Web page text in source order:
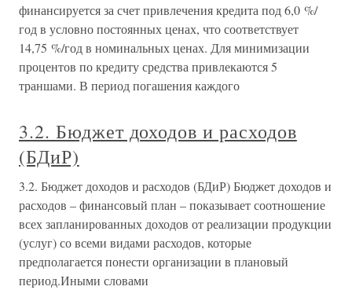
финансируется за счет привлечения кредита под 6,0 %/
год в условно постоянных ценах, что соответствует
14,75 %/год в номинальных ценах. Для минимизации
процентов по кредиту средства привлекаются 5
траншами. В период погашения каждого
3.2. Бюджет доходов и расходов
(БДиР)
3.2. Бюджет доходов и расходов (БДиР) Бюджет доходов и
расходов – финансовый план – показывает соотношение
всех запланированных доходов от реализации продукции
(услуг) со всеми видами расходов, которые
предполагается понести организации в плановый
период.Иными словами